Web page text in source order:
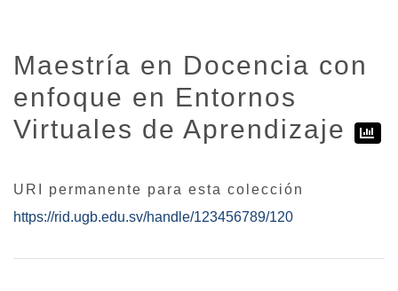
Maestría en Docencia con
enfoque en Entornos
Virtuales de Aprendizaje
URI permanente para esta colección
https://rid.ugb.edu.sv/handle/123456789/120